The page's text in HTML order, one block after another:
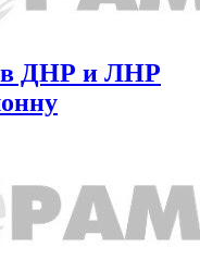
в ДНР и ЛНР